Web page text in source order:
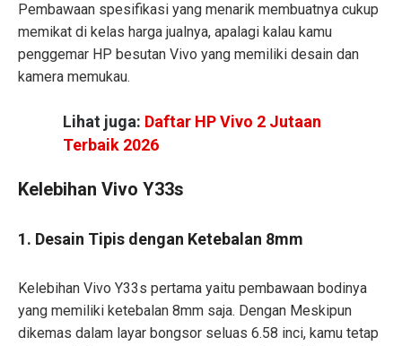
Pembawaan spesifikasi yang menarik membuatnya cukup
memikat di kelas harga jualnya, apalagi kalau kamu
penggemar HP besutan Vivo yang memiliki desain dan
kamera memukau.
Lihat juga: Daftar HP Vivo 2 Jutaan
Terbaik 2026
Kelebihan Vivo Y33s
1. Desain Tipis dengan Ketebalan 8mm
Kelebihan Vivo Y33s pertama yaitu pembawaan bodinya
yang memiliki ketebalan 8mm saja. Dengan Meskipun
dikemas dalam layar bongsor seluas 6.58 inci, kamu tetap